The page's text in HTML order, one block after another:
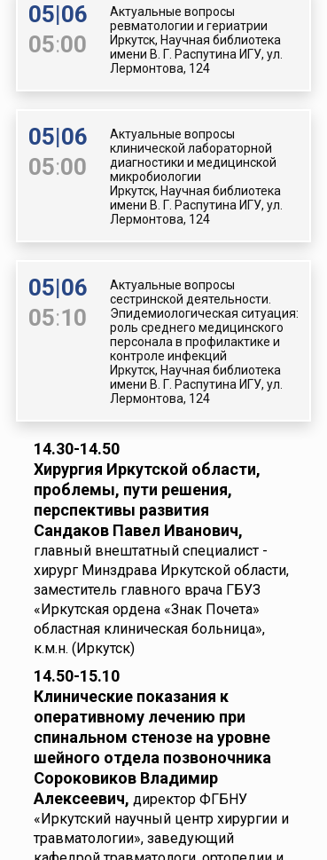
05|06
05:00
Актуальные вопросы
ревматологии и гериатрии
Иркутск, Научная библиотека
имени В. Г. Распутина ИГУ, ул.
Лермонтова, 124
05|06
05:00
Актуальные вопросы
клинической лабораторной
диагностики и медицинской
микробиологии
Иркутск, Научная библиотека
имени В. Г. Распутина ИГУ, ул.
Лермонтова, 124
05|06
05:10
Актуальные вопросы
сестринской деятельности.
Эпидемиологическая ситуация:
роль среднего медицинского
персонала в профилактике и
контроле инфекций
Иркутск, Научная библиотека
имени В. Г. Распутина ИГУ, ул.
Лермонтова, 124
14.30-14.50
Хирургия Иркутской области,
проблемы, пути решения,
перспективы развития
Сандаков Павел Иванович,
главный внештатный специалист -
хирург Минздрава Иркутской области,
заместитель главного врача ГБУЗ
«Иркутская ордена «Знак Почета»
областная клиническая больница»,
к.м.н. (Иркутск)
14.50-15.10
Клинические показания к
оперативному лечению при
спинальном стенозе на уровне
шейного отдела позвоночника
Сороковиков Владимир
Алексеевич, директор ФГБНУ
«Иркутский научный центр хирургии и
травматологии», заведующий